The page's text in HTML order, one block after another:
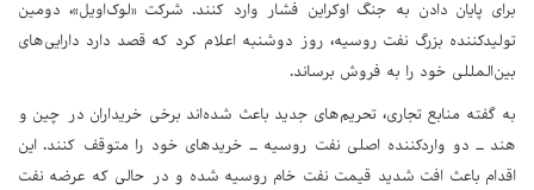
برای پایان دادن به جنگ اوکراین فشار وارد کنند. شرکت «لوک‌اویل»، دومین
تولیدکننده بزرگ نفت روسیه، روز دوشنبه اعلام کرد که قصد دارد دارایی‌های
بین‌المللی خود را به فروش برساند.
به گفته منابع تجاری، تحریم‌های جدید باعث شده‌اند برخی خریداران در چین و
هند ــ دو واردکننده اصلی نفت روسیه ــ خریدهای خود را متوقف کنند. این
اقدام باعث افت شدید قیمت نفت خام روسیه شده و در حالی که عرضه نفت